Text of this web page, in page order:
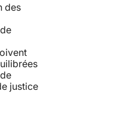
des
justice